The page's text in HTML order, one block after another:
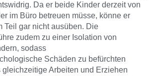
Da er beide Kinder derzeit von
im Büro betreuen müsse, könne er
Teil gar nicht ausüben. Die
zudem zu einer Isolation von
sodass
Schäden zu befürchten
Arbeiten und Erziehen